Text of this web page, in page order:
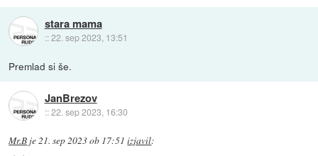
stara mama
::22. sep 2023, 13:51
Premlad si še.
JanBrezov
::22. sep 2023, 16:30
Mr.B je21. sep 2023 ob 17:51 izjavil: